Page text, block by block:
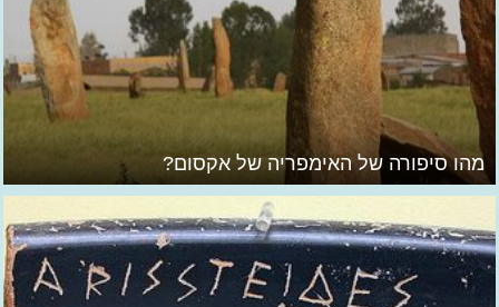
מהו סיפורה של האימפריה של אקסום?